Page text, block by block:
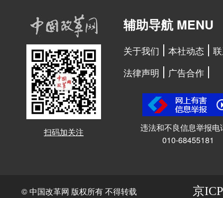
扫码加关注
辅助导航 MENU
关于我们 本社动态
法律声明
广告合作
违法和不良信息举报电
010-68455181
© 中国改革网 版权所有 不得转载 京